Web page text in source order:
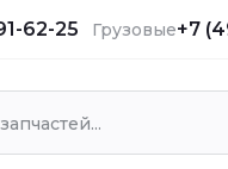
62-25 Грузовые+7